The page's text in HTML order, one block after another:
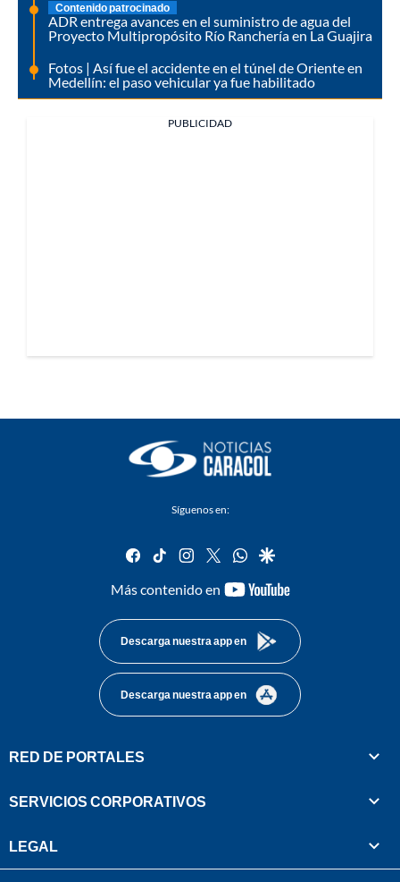
Contenido patrocinado
ADR entrega avances en el suministro de agua del
Proyecto Multipropósito Río Ranchería en La Guajira
Fotos | Así fue el accidente en el túnel de Oriente en
Medellín: el paso vehicular ya fue habilitado
PUBLICIDAD
Síguenos en:
facebook
tiktok instagram
twitterwhatsapp
google
Más contenido en
youtube-
Descarga nuestra app en
Descarga nuestra app en
RED DE PORTALES
SERVICIOS CORPORATIVOS
LEGAL